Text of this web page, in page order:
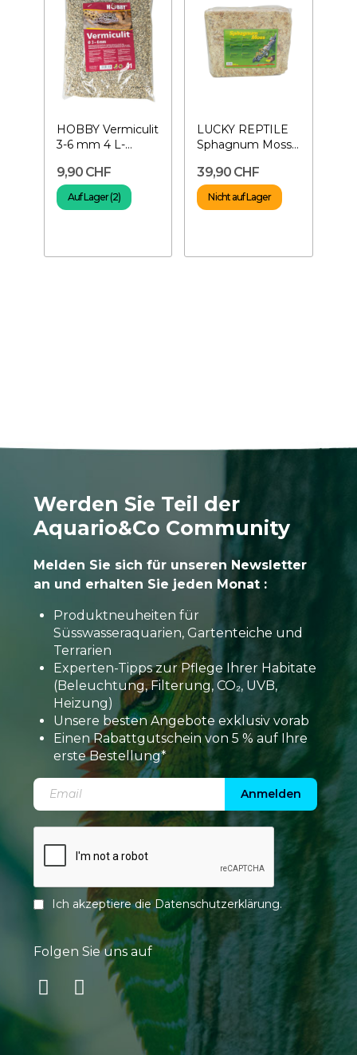
HOBBY Vermiculit
3-6 mm 4 L-
Inkubation
9,90 CHF
Auf Lager (2)
LUCKY REPTILE
Sphagnum Moss
Sphagnum Moss
für...
39,90 CHF
Nicht auf Lager
Werden Sie Teil der
Aquario&Co Community
Melden Sie sich für unseren Newsletter
an und erhalten Sie jeden Monat :
Produktneuheiten für
Süsswasseraquarien, Gartenteiche und
Terrarien
Experten-Tipps zur Pflege Ihrer Habitate
(Beleuchtung, Filterung, CO₂, UVB,
Heizung)
Unsere besten Angebote exklusiv vorab
Einen Rabattgutschein von 5 % auf Ihre
erste Bestellung*
Anmelden
Ich akzeptiere dieDatenschutzerklärung.
Folgen Sie uns auf